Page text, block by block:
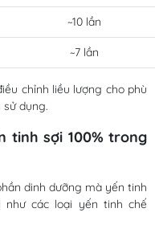
~10 lần
~7 lần
chỉnh liều lượng cho phù
sử dụng.
tinh sợi 100% trong
dinh dưỡng mà yến tinh
các loại yến tinh chế